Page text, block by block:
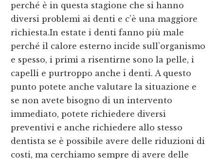
perché è in questa stagione che si hanno
diversi problemi ai denti e c’è una maggiore
richiesta.In estate i denti fanno più male
perché il calore esterno incide sull’organismo
e spesso, i primi a risentirne sono la pelle, i
capelli e purtroppo anche i denti. A questo
punto potete anche valutare la situazione e
se non avete bisogno di un intervento
immediato, potete richiedere diversi
preventivi e anche richiedere allo stesso
dentista se è possibile avere delle riduzioni di
costi, ma cerchiamo sempre di avere delle